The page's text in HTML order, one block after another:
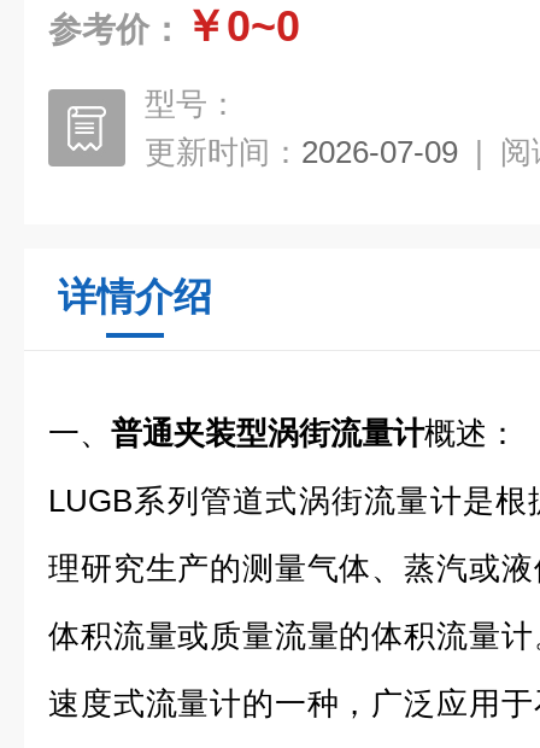
参考价： ￥0~0
型号：
更新时间： 2026-07-09 | 阅
详情介绍
一、 普通夹装型涡街流量计概述：
LUGB系列管道式涡街流量计是
理研究生产的测量气体、蒸汽或
体积流量或质量流量的体积流量
速度式流量计的一种，广泛应用